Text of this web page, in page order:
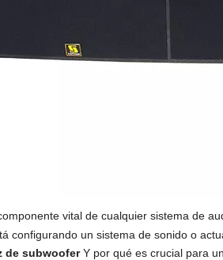
vital de cualquier sistema de
configurando un sistema de sonido o
de subwooferY por qué es crucial para